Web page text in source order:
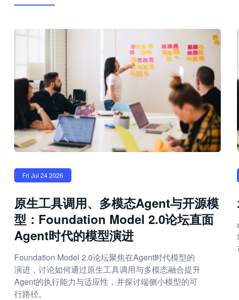
Fri Jul 24 2026
原生工具调用、多模态Agent与开源模
型：Foundation Model 2.0论坛直面
Agent时代的模型演进
Foundation Model 2.0论坛聚焦在Agent时代模型的
演进，讨论如何通过原生工具调用与多模态融合提升
Agent的执行能力与适应性，并探讨端侧小模型的可
行路径。